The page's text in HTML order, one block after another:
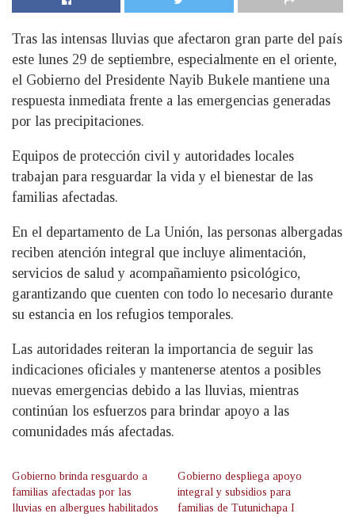
Tras las intensas lluvias que afectaron gran parte del país
este lunes 29 de septiembre, especialmente en el oriente,
el Gobierno del Presidente Nayib Bukele mantiene una
respuesta inmediata frente a las emergencias generadas
por las precipitaciones.
Equipos de protección civil y autoridades locales
trabajan para resguardar la vida y el bienestar de las
familias afectadas.
En el departamento de La Unión, las personas albergadas
reciben atención integral que incluye alimentación,
servicios de salud y acompañamiento psicológico,
garantizando que cuenten con todo lo necesario durante
su estancia en los refugios temporales.
Las autoridades reiteran la importancia de seguir las
indicaciones oficiales y mantenerse atentos a posibles
nuevas emergencias debido a las lluvias, mientras
continúan los esfuerzos para brindar apoyo a las
comunidades más afectadas.
Gobierno brinda resguardo a
familias afectadas por las
lluvias en albergues habilitados
Gobierno despliega apoyo
integral y subsidios para
familias de Tutunichapa I